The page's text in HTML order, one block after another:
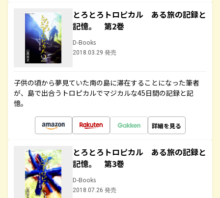
とろとろトロピカル ある旅の記録と
記憶。 第2巻
D-Books
2018.03.29 発売
子供の頃から夢見ていた南の島に滞在することになった筆者
が、島で出合うトロピカルでマジカルな45日間の記録と記
憶。
詳細を見る
とろとろトロピカル ある旅の記録と
記憶。 第3巻
D-Books
2018.07.26 発売